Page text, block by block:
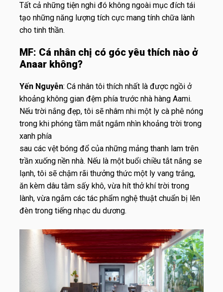
Tất cả những tiện nghi đó không ngoài mục đích tái
tạo những năng lượng tích cực mang tính chữa lành
cho tinh thần.
MF: Cá nhân chị có góc yêu thích nào ở
Anaar không?
Yến Nguyễn: Cá nhân tôi thích nhất là được ngồi ở
khoảng không gian đệm phía trước nhà hàng Aami.
Nếu trời nắng đẹp, tôi sẽ nhâm nhi một ly cà phê nóng
trong khi phóng tầm mắt ngắm nhìn khoảng trời trong
xanh phía
sau các vệt bóng đổ của những mảng thanh lam trên
trần xuống nền nhà. Nếu là một buổi chiều tắt nắng se
lạnh, tôi sẽ chậm rãi thưởng thức một ly vang trắng,
ăn kèm dâu tằm sấy khô, vừa hít thở khí trời trong
lành, vừa ngắm các tác phẩm nghệ thuật chuẩn bị lên
đèn trong tiếng nhạc du dương.